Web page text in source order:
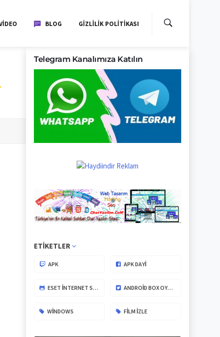
BLOG GIZLILIK POLITIKASI
Telegram Kanalımıza Katılın
ETIKETLER
APK APK DAYİ
ESET İNTERNET SECURITY ANDROID BOX OYUNLARI
WINDOWS FILM IZLE